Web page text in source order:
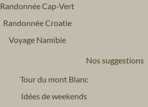
Randonnée Cap-Vert
Randonnée Croatie
Voyage Namibie
Nos suggestions
Tour du mont Blanc
Idées de weekends